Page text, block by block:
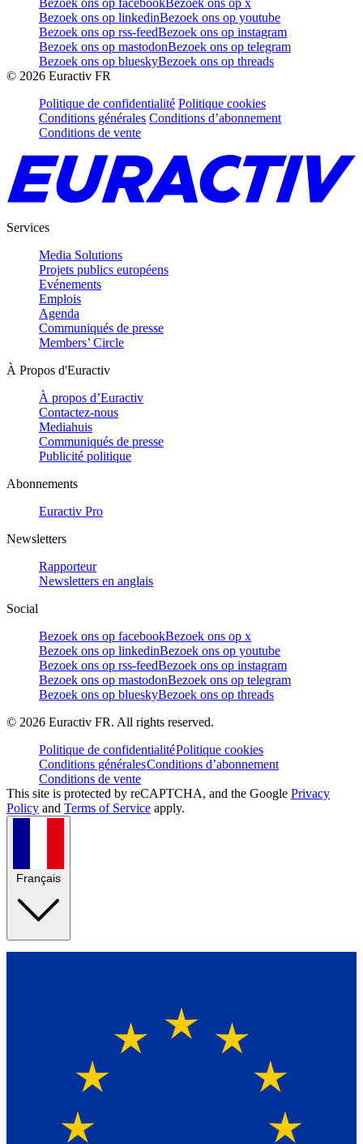
Bezoek ons op facebookBezoek ons op x
Bezoek ons op linkedinBezoek ons op youtube
Bezoek ons op rss-feedBezoek ons op instagram
Bezoek ons op mastodonBezoek ons op telegram
Bezoek ons op blueskyBezoek ons op threads
© 2026 Euractiv FR
Politique de confidentialité Politique cookies
Conditions générales Conditions d’abonnement
Conditions de vente
Services
Media Solutions
Projets publics européens
Evénements
Emplois
Agenda
Communiqués de presse
Members’ Circle
À Propos d'Euractiv
À propos d’Euractiv
Contactez-nous
Mediahuis
Communiqués de presse
Publicité politique
Abonnements
Euractiv Pro
Newsletters
Rapporteur
Newsletters en anglais
Social
Bezoek ons op facebookBezoek ons op x
Bezoek ons op linkedinBezoek ons op youtube
Bezoek ons op rss-feedBezoek ons op instagram
Bezoek ons op mastodonBezoek ons op telegram
Bezoek ons op blueskyBezoek ons op threads
© 2026 Euractiv FR. All rights reserved.
Politique de confidentialitéPolitique cookies
Conditions généralesConditions d’abonnement
Conditions de vente
This site is protected by reCAPTCHA, and the Google Privacy
Policy and Terms of Service apply.
Français